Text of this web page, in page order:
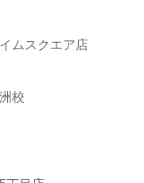
ムスクエア店
校